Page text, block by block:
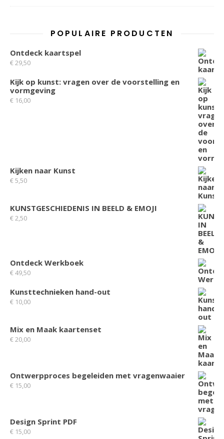
POPULAIRE PRODUCTEN
Ontdeck kaartspel
€29,50
Kijk op kunst: vragen over de voorstelling en
vormgeving
€ 16,00
Kijken naar Kunst
€5,50
KUNSTGESCHIEDENIS IN BEELD & EMOJI
€2,50
Ontdeck Werkboek
€49,50
Kunsttechnieken hand-out
€ 10,00
Mix en Maak kaartenset
€20,00
Ontwerpproces begeleiden met vragenwaaier
€ 15,00
Design Sprint PDF
€ 15,00